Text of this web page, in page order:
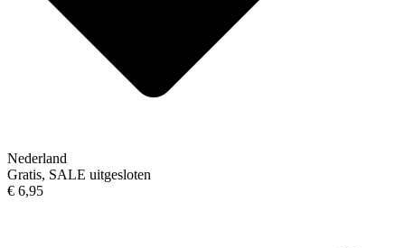
Nederland
Gratis, SALE uitgesloten
€ 6,95